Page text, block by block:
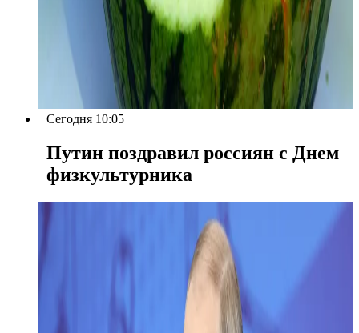
Сегодня 10:05
Путин поздравил россиян с Днем
физкультурника